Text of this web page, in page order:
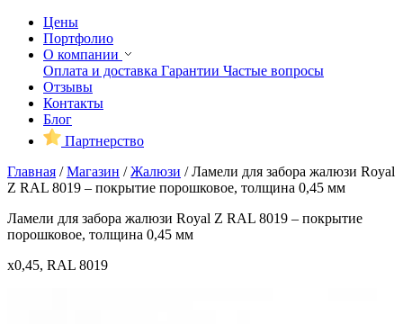
Цены
Портфолио
О компании
Оплата и доставка Гарантии Частые вопросы
Отзывы
Контакты
Блог
Партнерство
Главная /Магазин /Жалюзи /Ламели для забора жалюзи Royal
Z RAL 8019 – покрытие порошковое, толщина 0,45 мм
Ламели для забора жалюзи Royal Z RAL 8019 – покрытие
порошковое, толщина 0,45 мм
x0,45, RAL 8019